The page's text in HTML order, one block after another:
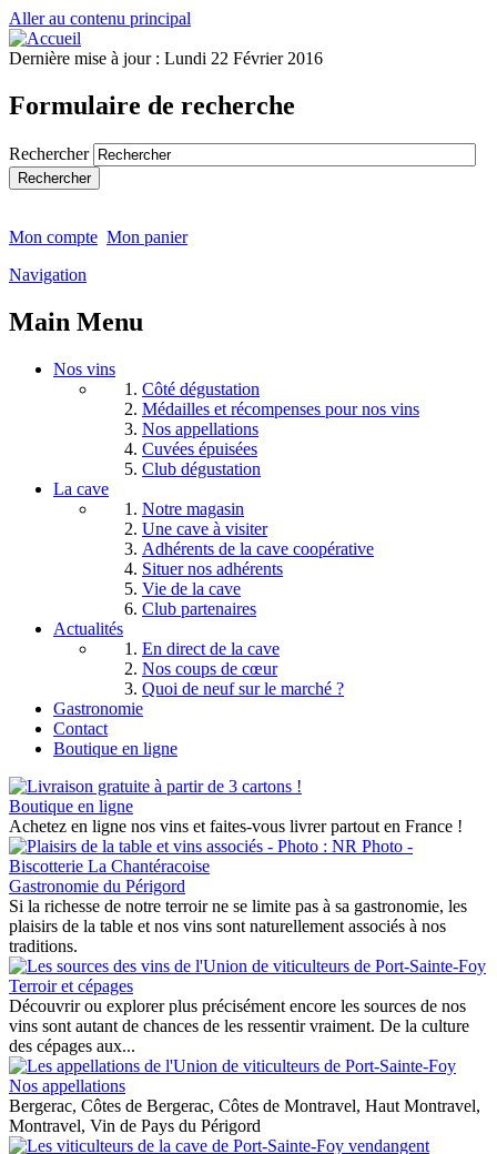
Aller au contenu principal
Dernière mise à jour : Lundi 22 Février 2016
Formulaire de recherche
Rechercher
Mon compte Mon panier
Navigation
Main Menu
Nos vins
Côté dégustation
Médailles et récompenses pour nos vins
Nos appellations
Cuvées épuisées
Club dégustation
La cave
Notre magasin
Une cave à visiter
Adhérents de la cave coopérative
Situer nos adhérents
Vie de la cave
Club partenaires
Actualités
En direct de la cave
Nos coups de cœur
Quoi de neuf sur le marché ?
Gastronomie
Contact
Boutique en ligne
Boutique en ligne
Achetez en ligne nos vins et faites-vous livrer partout en France !
Gastronomie du Périgord
Si la richesse de notre terroir ne se limite pas à sa gastronomie, les
plaisirs de la table et nos vins sont naturellement associés à nos
traditions.
Terroir et cépages
Découvrir ou explorer plus précisément encore les sources de nos
vins sont autant de chances de les ressentir vraiment. De la culture
des cépages aux...
Nos appellations
Bergerac, Côtes de Bergerac, Côtes de Montravel, Haut Montravel,
Montravel, Vin de Pays du Périgord